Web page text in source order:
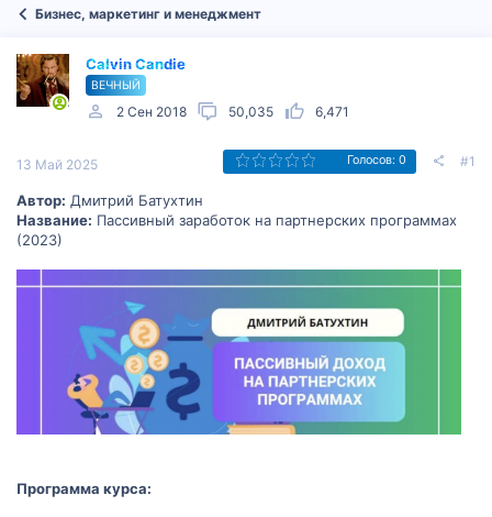
Бизнес, маркетинг и менеджмент
Calvin Candie
ВЕЧНЫЙ
2 Сен 2018 50,035 6,471
13 Май 2025 Голосов: 0 #1
Автор: Дмитрий Батухтин
Название: Пассивный заработок на партнерских программах
(2023)
Программа курса: